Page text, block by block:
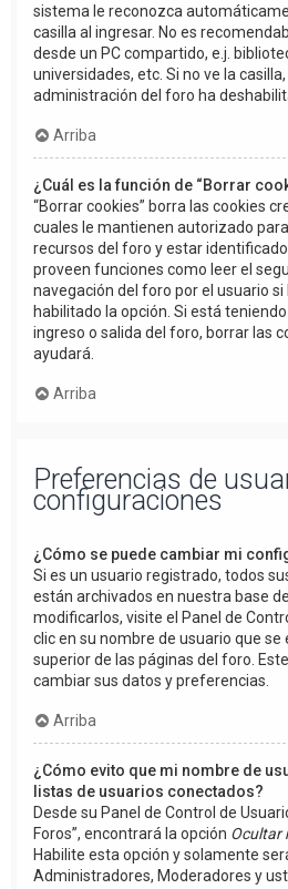
sistema le reconozca
casilla al ingresar. No es
desde un PC compartido, e.j.
universidades, etc. Si no ve la
administración del foro ha
Arriba
¿Cuál es la función de “Borrar
“Borrar cookies” borra las cookies
cuales le mantienen autorizado
recursos del foro y estar
proveen funciones como leer el
navegación del foro por el usuario
habilitado la opción. Si está
ingreso o salida del foro, borrar las
ayudará.
Arriba
Preferencias de
configuraciones
¿Cómo se puede cambiar mi
Si es un usuario registrado, todos
están archivados en nuestra base
modificarlos, visite el Panel de
clic en su nombre de usuario que
superior de las páginas del foro.
cambiar sus datos y preferencias.
Arriba
¿Cómo evito que mi nombre de
listas de usuarios conectados?
Desde su Panel de Control de
Foros”, encontrará la opción Ocultar
Habilite esta opción y solamente
Administradores, Moderadores y